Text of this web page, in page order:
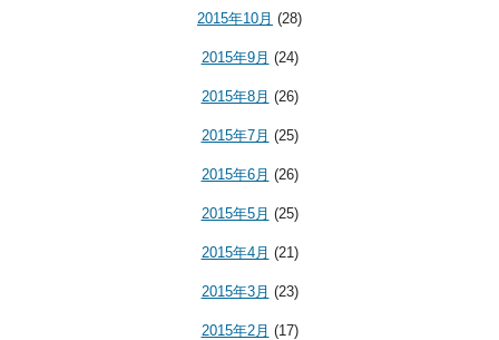
2015年10月 (28)
2015年9月 (24)
2015年8月 (26)
2015年7月 (25)
2015年6月 (26)
2015年5月 (25)
2015年4月 (21)
2015年3月 (23)
2015年2月 (17)